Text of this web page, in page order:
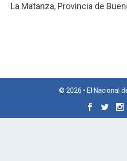
La Matanza, Provincia de
© 2026 • El Nacional